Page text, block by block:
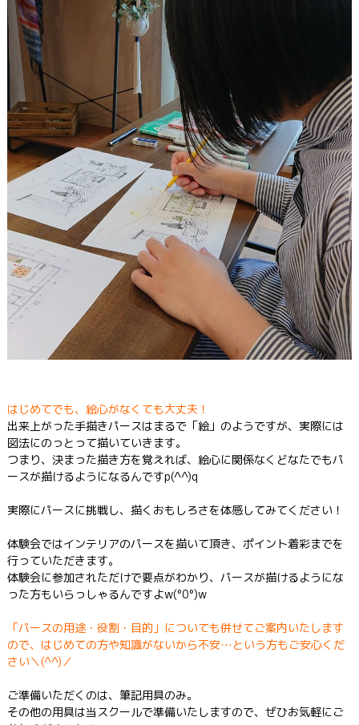
はじめてでも、絵心がなくても大丈夫！
出来上がった手描きパースはまるで「絵」のようですが、実際には
図法にのっとって描いていきます。
つまり、決まった描き方を覚えれば、絵心に関係なくどなたでもパ
ースが描けるようになるんですp(^^)q
実際にパースに挑戦し、描くおもしろさを体感してみてください！
体験会ではインテリアのパースを描いて頂き、ポイント着彩までを
行っていただきます。
体験会に参加されただけで要点がわかり、パースが描けるようにな
った方もいらっしゃるんですよw(°0°)w
「パースの用途・役割・目的」についても併せてご案内いたします
ので、はじめての方や知識がないから不安…という方もご安心くだ
さい＼(^^)／
ご準備いただくのは、筆記用具のみ。
その他の用具は当スクールで準備いたしますので、ぜひお気軽にご